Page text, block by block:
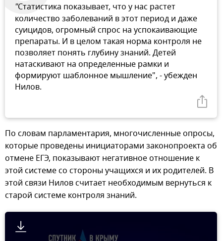
"Статистика показывает, что у нас растет
количество заболеваний в этот период и даже
суицидов, огромный спрос на успокаивающие
препараты. И в целом такая норма контроля не
позволяет понять глубину знаний. Детей
натаскивают на определенные рамки и
формируют шаблонное мышление", - убежден
Нилов.
По словам парламентария, многочисленные опросы,
которые проведены инициаторами законопроекта об
отмене ЕГЭ, показывают негативное отношение к
этой системе со стороны учащихся и их родителей. В
этой связи Нилов считает необходимым вернуться к
старой системе контроля знаний.